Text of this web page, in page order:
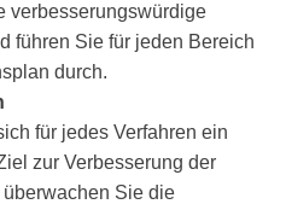
verbesserungswürdige
führen Sie für jeden Bereich
durch.
für jedes Verfahren ein
zur Verbesserung der
überwachen Sie die